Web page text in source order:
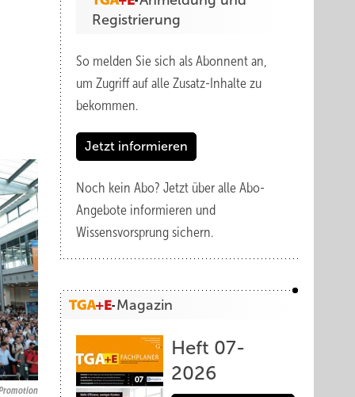
Registrierung
So melden Sie sich als Abonnent an,
um Zugriff auf alle Zusatz-Inhalte zu
bekommen.
Jetzt informieren
Noch kein Abo? Jetzt über alle Abo-
Angebote informieren und
Wissensvorsprung sichern.
Magazin
Heft 07-
2026